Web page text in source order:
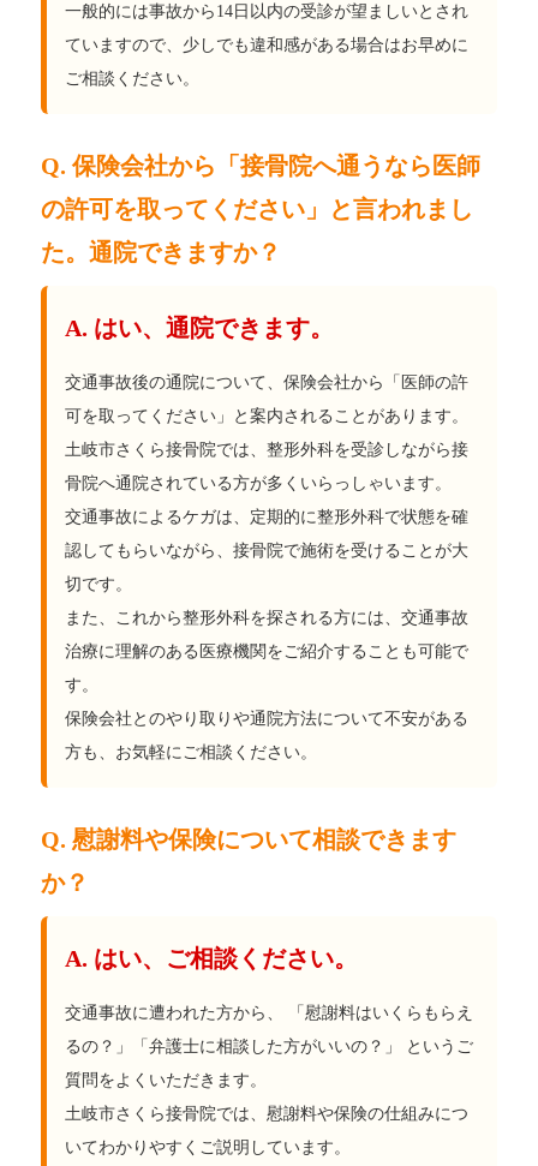
一般的には事故から14日以内の受診が望ましいとされ
ていますので、少しでも違和感がある場合はお早めに
ご相談ください。
Q. 保険会社から「接骨院へ通うなら医師
の許可を取ってください」と言われまし
た。通院できますか？
A. はい、通院できます。
交通事故後の通院について、保険会社から「医師の許
可を取ってください」と案内されることがあります。
土岐市さくら接骨院では、整形外科を受診しながら接
骨院へ通院されている方が多くいらっしゃいます。
交通事故によるケガは、定期的に整形外科で状態を確
認してもらいながら、接骨院で施術を受けることが大
切です。
また、これから整形外科を探される方には、交通事故
治療に理解のある医療機関をご紹介することも可能で
す。
保険会社とのやり取りや通院方法について不安がある
方も、お気軽にご相談ください。
Q. 慰謝料や保険について相談できます
か？
A. はい、ご相談ください。
交通事故に遭われた方から、 「慰謝料はいくらもらえ
るの？」「弁護士に相談した方がいいの？」 というご
質問をよくいただきます。
土岐市さくら接骨院では、慰謝料や保険の仕組みにつ
いてわかりやすくご説明しています。